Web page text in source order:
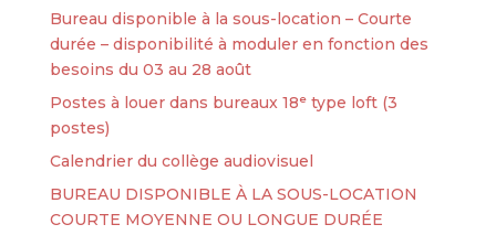
Bureau disponible à la sous-location – Courte
durée – disponibilité à moduler en fonction des
besoins du 03 au 28 août
Postes à louer dans bureaux 18ᵉ type loft (3
postes)
Calendrier du collège audiovisuel
BUREAU DISPONIBLE À LA SOUS-LOCATION
COURTE MOYENNE OU LONGUE DURÉE